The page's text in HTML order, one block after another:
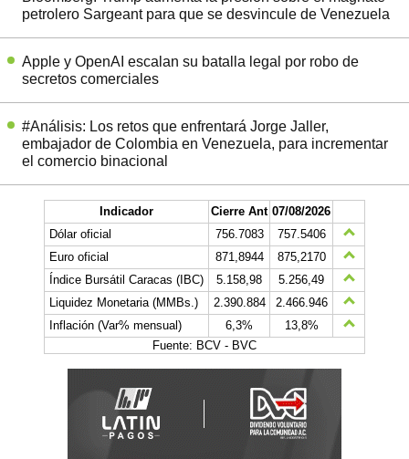
petrolero Sargeant para que se desvincule de Venezuela
Apple y OpenAI escalan su batalla legal por robo de
secretos comerciales
#Análisis: Los retos que enfrentará Jorge Jaller,
embajador de Colombia en Venezuela, para incrementar
el comercio binacional
Indicador Cierre Ant 07/08/2026
Dólar oficial
756.7083
757.5406
Euro oficial
871,8944
875,2170
Índice Bursátil Caracas (IBC)
5.158,98
5.256,49
Liquidez Monetaria (MMBs.)
2.390.884
2.466.946
Inflación (Var% mensual)
6,3%
13,8%
Fuente: BCV - BVC